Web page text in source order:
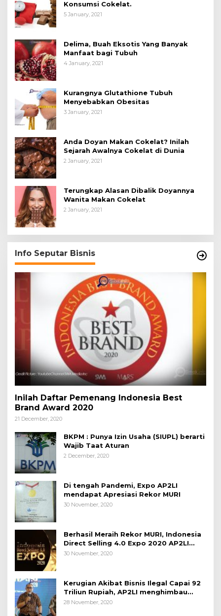
Konsumsi Cokelat.
5 January, 2021
Delima, Buah Eksotis Yang Banyak
Manfaat bagi Tubuh
4 January, 2021
Kurangnya Glutathione Tubuh
Menyebabkan Obesitas
3 January, 2021
Anda Doyan Makan Cokelat? Inilah
Sejarah Awalnya Cokelat di Dunia
2 January, 2021
Terungkap Alasan Dibalik Doyannya
Wanita Makan Cokelat
2 January, 2021
Info Seputar Bisnis
Inilah Daftar Pemenang Indonesia Best
Brand Award 2020
21 December, 2020
BKPM : Punya Izin Usaha (SIUPL) berarti
Wajib Taat Aturan
2 December, 2020
Di tengah Pandemi, Expo AP2LI
mendapat Apresiasi Rekor MURI
30 November, 2020
Berhasil Meraih Rekor MURI, Indonesia
Direct Selling 4.0 Expo 2020 AP2LI
berakhir sangat memuaskan
30 November, 2020
Kerugian Akibat Bisnis Ilegal Capai 92
Triliun Rupiah, AP2LI menghimbau
masyarakat Waspada.
28 November, 2020